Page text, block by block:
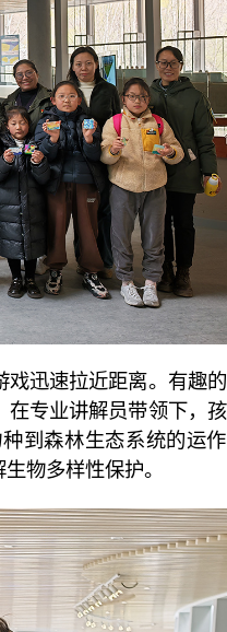
戏迅速拉近距离。有趣
专业讲解员带领下，
到森林生态系统的运
物多样性保护。